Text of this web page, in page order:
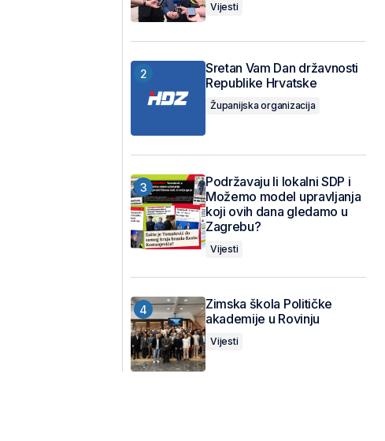
Vijesti
Sretan Vam Dan državnosti
Republike Hrvatske
Županijska organizacija
Podržavaju li lokalni SDP i
Možemo model upravljanja
koji ovih dana gledamo u
Zagrebu?
Vijesti
Zimska škola Političke
akademije u Rovinju
Vijesti